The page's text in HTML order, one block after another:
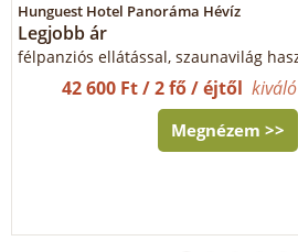
Hunguest Hotel Panoráma Hévíz
Legjobb ár
félpanziós ellátással, szaunavilág
42 600 Ft / 2 fő / éjtől
Megnézem >>